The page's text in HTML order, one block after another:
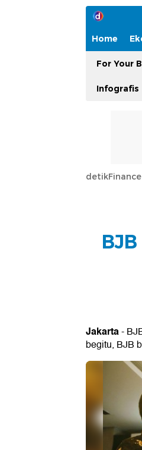
Home
For Your
Infografis
detikFinance
Jakarta-
begitu, BJB